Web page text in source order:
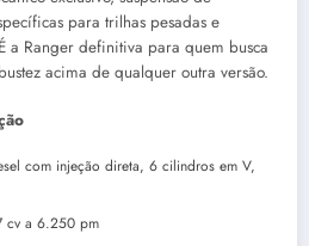
para trilhas pesadas e
a Ranger definitiva para quem busca
acima de qualquer outra versão.
com injeção direta, 6 cilindros em V,
cv a 6.250 pm